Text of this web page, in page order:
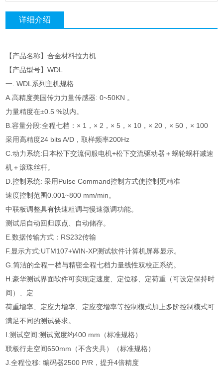
详细介绍
【产品名称】合金材料拉力机
【产品型号】WDL
一. WDL系列主机规格
A.高精度美国传力力量传感器: 0~50KN 。
力量精度在±0.5 %以内。
B.容量分段:全程七档：× 1，× 2，× 5，× 10，× 20，× 50，× 100
采用高精度24 bits A/D，取样频率200Hz
C.动力系统:日本松下交流伺服电机+松下交流驱动器＋蜗轮蜗杆减速
机＋滚珠丝杆。
D.控制系统: 采用Pulse Command控制方式使控制更精准
速度控制范围0.001~800 mm/min。
中联板调整具有快速粗调与慢速微调功能。
测试后自动回归原点、自动储存。
E.数据传输方式：RS232传输
F.显示方式:UTM107+WIN-XP测试软件计算机屏幕显示。
G.简洁的全程一档与精密全程七档力量线性双校正系统。
H.豪华测试界面软件可实现定速度、定位移、定荷重（可设定保持时
间）、定
荷重增率、定应力增率、定应变增率等控制模式加上多阶控制模式可
满足不同的测试要求。
I.测试空间:测试宽度约400 mm（标准规格）
联板行走空间650mm（不含夹具）（标准规格）
J.全程位移: 编码器2500 P/R，提升4倍精度